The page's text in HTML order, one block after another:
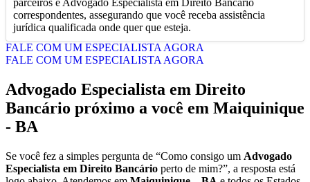
parceiros e Advogado Especialista em Direito Bancário
correspondentes, assegurando que você receba assistência
jurídica qualificada onde quer que esteja.
FALE COM UM ESPECIALISTA AGORA
FALE COM UM ESPECIALISTA AGORA
Advogado Especialista em Direito
Bancário próximo a você em Maiquinique
- BA
Se você fez a simples pergunta de “Como consigo um Advogado
Especialista em Direito Bancário perto de mim?”, a resposta está